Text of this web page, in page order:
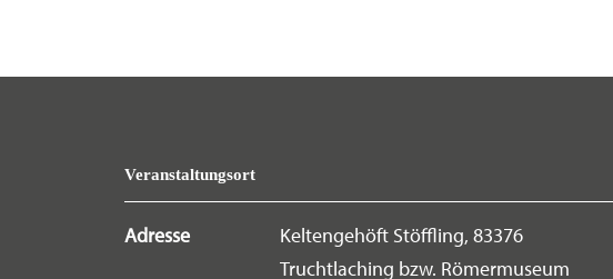
Veranstaltungsort
Adresse
Keltengehöft Stöffling, 83376
Truchtlaching bzw. Römermuseum